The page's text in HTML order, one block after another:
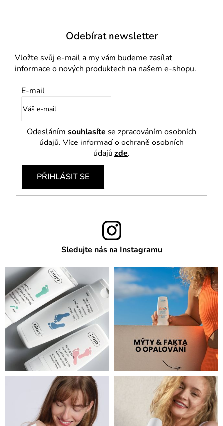
i
s
u
Odebírat newsletter
Vložte svůj e-mail a my vám budeme zasílat
informace o nových produktech na našem e-shopu.
E-mail
Odesláním souhlasíte se zpracováním osobních
údajů. Více informací o ochraně osobních
údajů zde.
PŘIHLÁSIT SE
Sledujte nás na Instagramu